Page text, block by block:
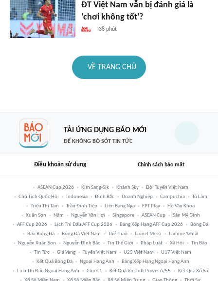
ĐT Việt Nam vẫn bị đánh giá là
'chơi không tốt'?
38 phút
VỀ TRANG CHỦ
TẢI ỨNG DỤNG BÁO MỚI
ĐỂ KHÔNG BỎ SÓT TIN TỨC
Điều khoản sử dụng Chính sách bảo mật
ASEAN Cup 2026 Kim Sang-Sik Khánh Sky
Đội Tuyển Việt Nam
Chủ Tịch Quốc Hội
Indonesia Đình Bắc Doanh Nghiệp Campuchia
Tô Lâm
Triệu Thị Tâm
Trần Đình Tiệp Liên Bang Nga FPT Play
Hồ Văn Khoa
Xuân Son
Năm Nguyễn Văn Hợi Singapore ASEAN Cup
Sân Mỹ Đình
AFF Cup 2026
Lịch Thi Đấu AFF Cup 2026 Bảng Xếp Hạng AFF Cup 2026
Bóng Đá
Báo Bóng Đá
Bóng Đá Việt Nam Thể Thao Lionel Messi
Lamine Yamal
Nguyễn Xuân Son
Nguyễn Đình Bắc Tin Thế Giới Pháp Luật Xã Hội
Tin Bão
Tin Tức
Giá Vàng Tuyển Việt Nam U23 Việt Nam
U17 Việt Nam
Kết Quả Bóng Đá
Ngoại Hạng Anh
Bảng Xếp Hạng Ngoại Hạng Anh
Lịch Thi Đấu Ngoại Hạng Anh
Cúp C1 Kết Quả Vietlott Power 6/55
Kết Quả Xổ Số